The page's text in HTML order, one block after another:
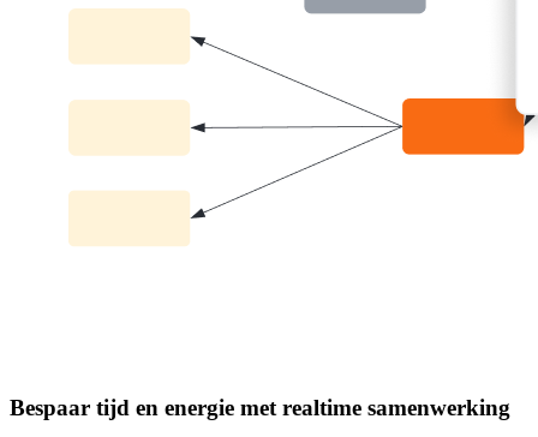
Bespaar tijd en energie met realtime samenwerking